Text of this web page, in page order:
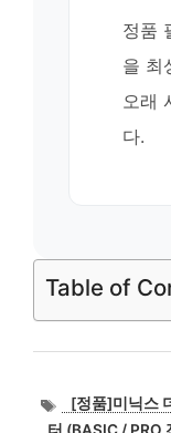
정품
을 최
오래
다.
Table of
태
그
[정품]미닉스
터 (BASIC / PRO